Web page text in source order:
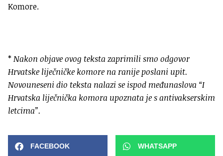
Komore.
*Nakon objave ovog teksta zaprimili smo odgovor
Hrvatske liječničke komore na ranije poslani upit.
Novouneseni dio teksta nalazi se ispod međunaslova “I
Hrvatska liječnička komora upoznata je s antivakserskim
letcima”.
FACEBOOK WHATSAPP